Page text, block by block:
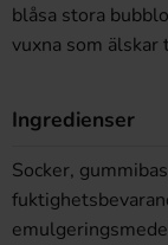
blåsa stora
vuxna som
Ingredienser
Socker,